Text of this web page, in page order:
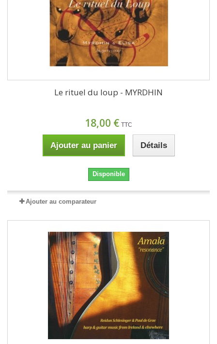
Le rituel du loup - MYRDHIN
18,00 € TTC
Ajouter au panier Détails
Disponible
Ajouter au comparateur